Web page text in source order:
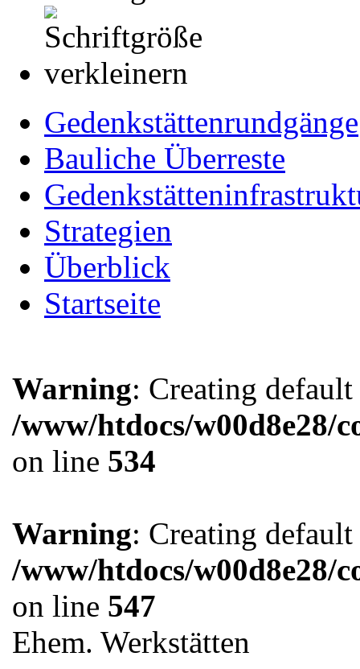
Gedenkstättenrundgänge
Bauliche Überreste
Strategien
Überblick
Startseite
Warning: Creating
/www/htdocs/w00d8e28/
on line 534
Warning: Creating
/www/htdocs/w00d8e28/
on line 547
Ehem. Werkstätten